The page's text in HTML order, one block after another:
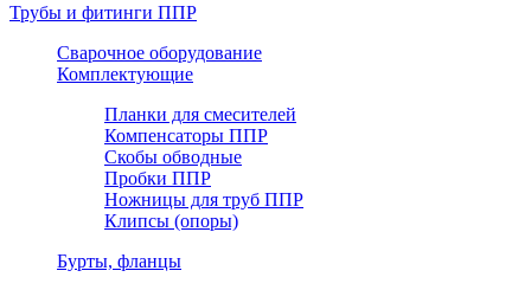
Трубы и фитинги ППР
Сварочное оборудование
Комплектующие
Планки для смесителей
Компенсаторы ППР
Скобы обводные
Пробки ППР
Ножницы для труб ППР
Клипсы (опоры)
Бурты, фланцы